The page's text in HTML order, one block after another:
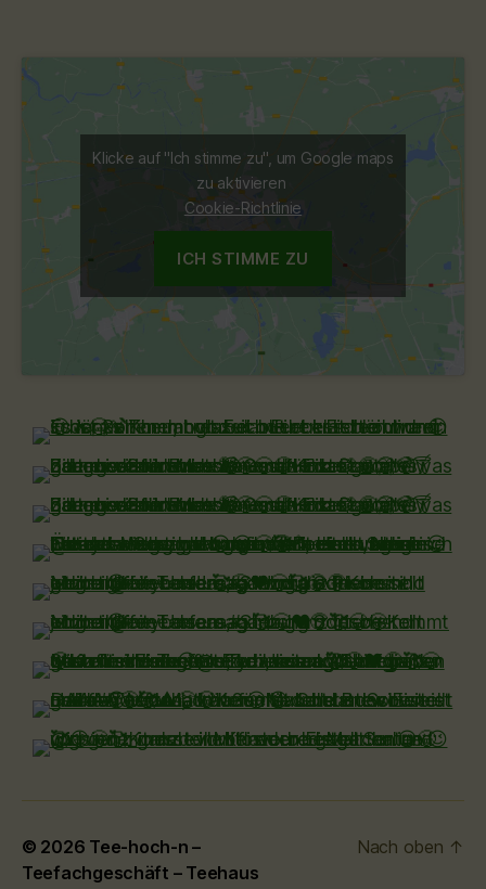
Klicke auf "Ich stimme zu", um Google maps
zu aktivieren
Cookie-Richtlinie
ICH STIMME ZU
© 2026 Tee-hoch-n –
Teefachgeschäft – Teehaus
Nach oben ↑